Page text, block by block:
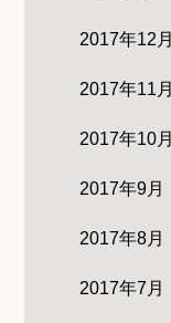
2017年12月
2017年11月
2017年10月
2017年9月
2017年8月
2017年7月